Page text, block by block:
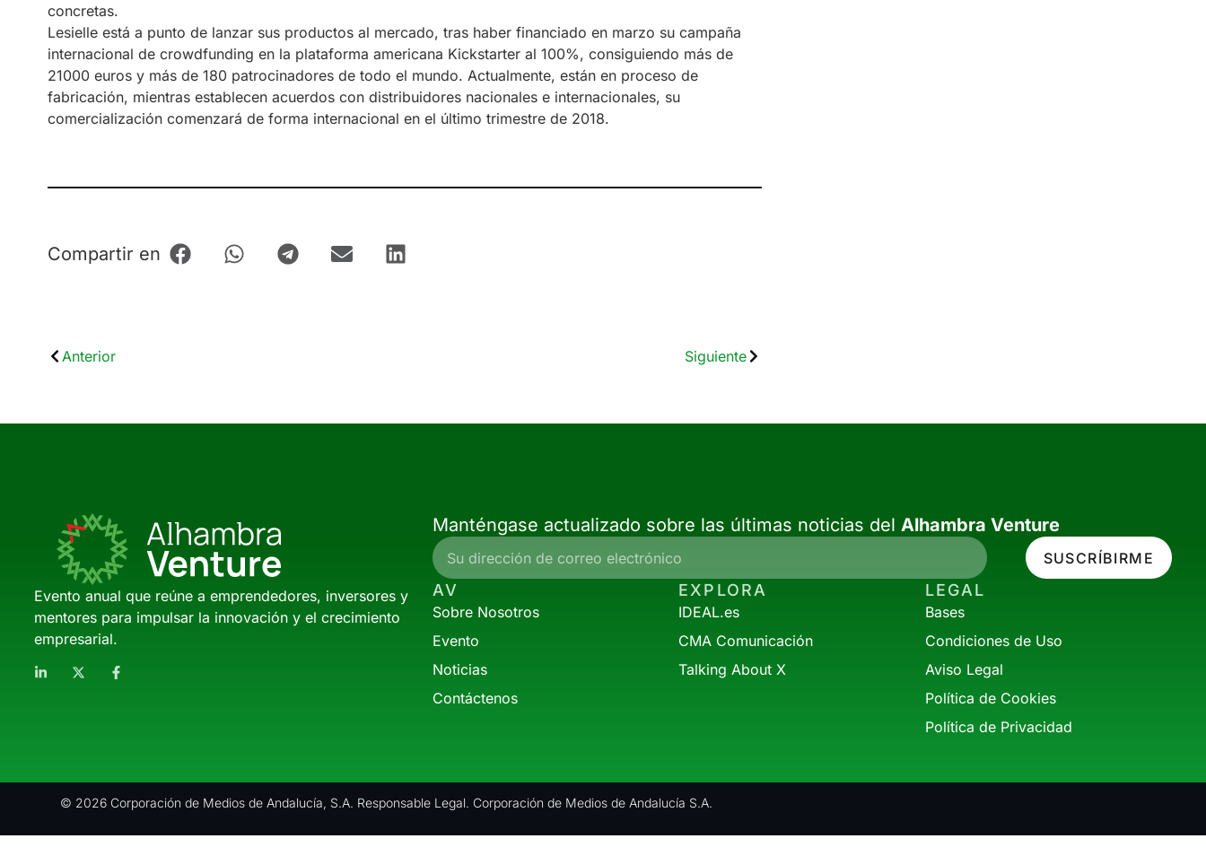
concretas.
Lesielle está a punto de lanzar sus productos al mercado, tras haber financiado en marzo su campaña
internacional de crowdfunding en la plataforma americana Kickstarter al 100%, consiguiendo más de
21000 euros y más de 180 patrocinadores de todo el mundo. Actualmente, están en proceso de
fabricación, mientras establecen acuerdos con distribuidores nacionales e internacionales, su
comercialización comenzará de forma internacional en el último trimestre de 2018.
Compartir en
Anterior Siguiente
Evento anual que reúne a emprendedores, inversores y
mentores para impulsar la innovación y el crecimiento
empresarial.
Manténgase actualizado sobre las últimas noticias del Alhambra Venture
SUSCRÍBIRME
AV
Sobre Nosotros
Evento
Noticias
Contáctenos
EXPLORA
IDEAL.es
CMA Comunicación
Talking About X
LEGAL
Bases
Condiciones de Uso
Aviso Legal
Política de Cookies
Política de Privacidad
© 2026 Corporación de Medios de Andalucía, S.A. Responsable Legal. Corporación de Medios de Andalucía S.A.